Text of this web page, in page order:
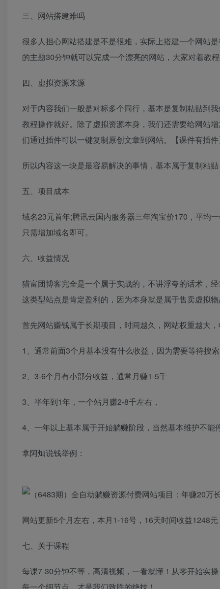
三、网站搭建难吗
很多人担心网站搭建是不是很难，实际上搭建一个网站
的主题30分钟就可以完成一个漂亮的网站，大家对着教
四、虚拟资源来源
对于内容我们一般是对标多个同行，基本是复制粘贴到
教程操作就好。除了虚拟资源本身，我们还需要给网站
们通过插件可以一键复制原创文章到网站。【课件有插
所以内容这一块是最容易解决的事情，基本属于复制粘
五、项目成本
域名23元首年;腾讯云国内服务器三年淘宝价170，平均
只需增加域名即可。
六、收益情况
猎富团博客完全是一个属于实战的，不讲浮夸的话术，
这类型站点是肯定盈利的，因为本身就是属于售卖虚拟
首先网站赚钱属于长期项目，时间越久，网站权重越大
1、通常前面3个月基本没有什么收益，因为需要等待搜
2、3-6个月有小部分收益，通常月赚1-5千
3、半年到1年，一个站月赚2-8千左右，
4、一年以上基本属于开始躺赚阶段，当然基本维护不能
拿阿灿说钱举例：
网站更新5个月左右，本月1-16号，16天时间收益1248
七、关于课程
每课7-30分钟不等，高清视频，一看就懂！从零开始实